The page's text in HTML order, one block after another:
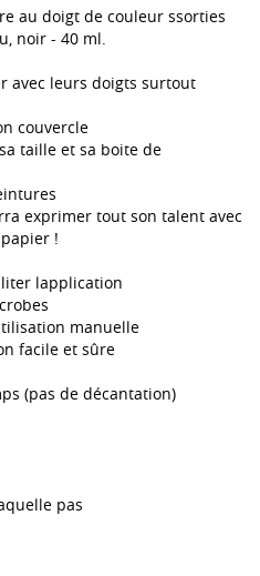
au doigt de couleur ssorties
noir - 40 ml.
avec leurs doigts surtout
couvercle
taille et sa boite de
exprimer tout son talent avec
!
lapplication
manuelle
facile et sûre
(pas de décantation)
pas